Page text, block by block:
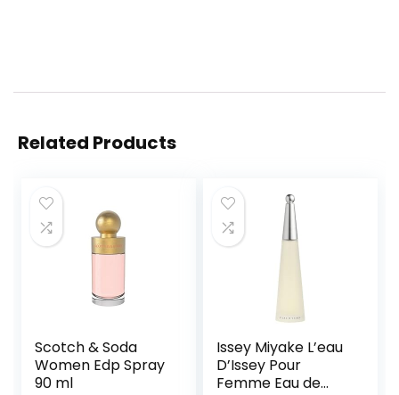
Related Products
Scotch & Soda
Women Edp Spray
90 ml
Issey Miyake L’eau
D’Issey Pour
Femme Eau de